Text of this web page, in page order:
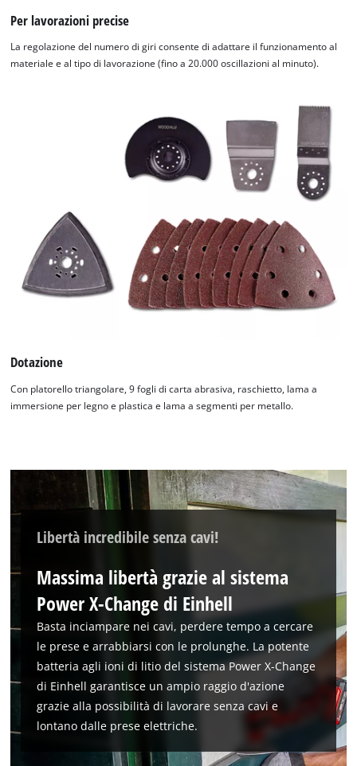
Abbiamo bisogno del vostro consenso
per caricare il servizio Google Maps !
This content is not permitted to load due
to trackers that are not disclosed to the
visitor. The website owner needs to setup
the site with their CMP to add this content
to the list of technologies used.
Management Platform
Per lavorazioni precise
La regolazione del numero di giri consente di adattare il funzionamento al
materiale e al tipo di lavorazione (fino a 20.000 oscillazioni al minuto).
Dotazione
Con platorello triangolare, 9 fogli di carta abrasiva, raschietto, lama a
immersione per legno e plastica e lama a segmenti per metallo.
Libertà incredibile senza cavi!
Massima libertà grazie al sistema
Power X-Change di Einhell
Basta inciampare nei cavi, perdere tempo a cercare
le prese e arrabbiarsi con le prolunghe. La potente
batteria agli ioni di litio del sistema Power X-Change
di Einhell garantisce un ampio raggio d'azione
grazie alla possibilità di lavorare senza cavi e
lontano dalle prese elettriche.